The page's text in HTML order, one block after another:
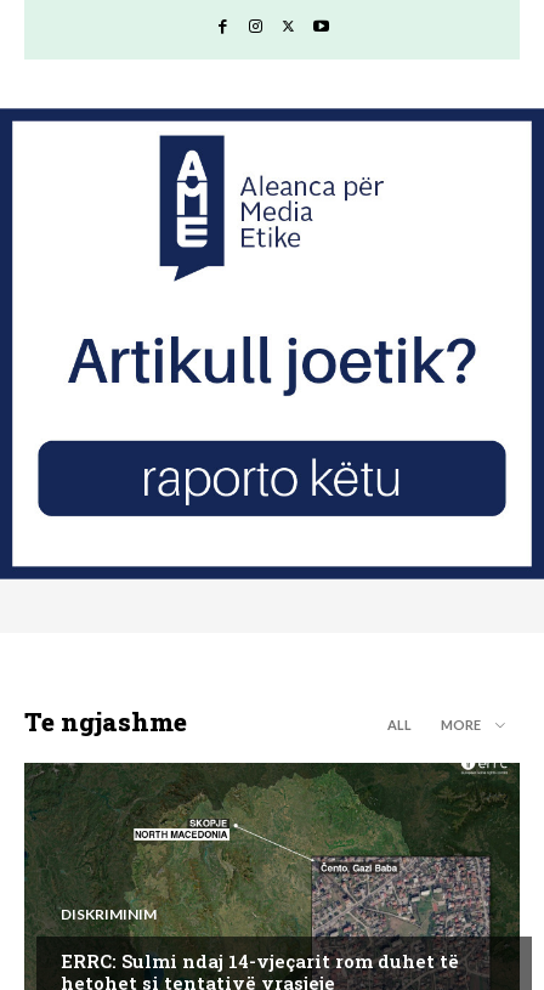
Te ngjashme ALL MORE
DISKRIMINIM
ERRC: Sulmi ndaj 14-vjeçarit rom duhet të
hetohet si tentativë vrasjeje